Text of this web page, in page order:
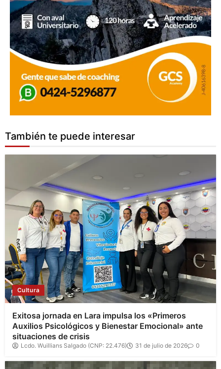
También te puede interesar
Cultura
Exitosa jornada en Lara impulsa los «Primeros
Auxilios Psicológicos y Bienestar Emocional» ante
situaciones de crisis
Lcdo. Wuillians Salgado (CNP: 22.476) 31 de julio de 2026 0